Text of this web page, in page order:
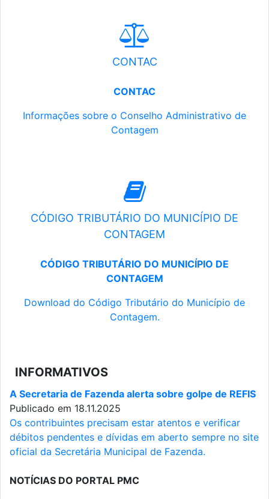
CONTAC
CONTAC
Informações sobre o Conselho Administrativo de
Contagem
CÓDIGO TRIBUTÁRIO DO MUNICÍPIO DE
CONTAGEM
CÓDIGO TRIBUTÁRIO DO MUNICÍPIO DE
CONTAGEM
Download do Código Tributário do Município de
Contagem.
INFORMATIVOS
A Secretaria de Fazenda alerta sobre golpe de REFIS
Publicado em 18.11.2025
Os contribuintes precisam estar atentos e verificar
débitos pendentes e dívidas em aberto sempre no site
oficial da Secretária Municipal de Fazenda.
NOTÍCIAS DO PORTAL PMC